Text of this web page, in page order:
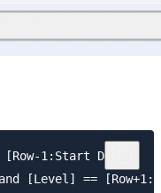
1:Start Date]
and [Level] ==